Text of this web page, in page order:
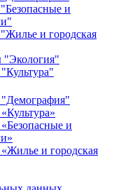
и
и городская
"Экология"
"Демография"
и
и городская